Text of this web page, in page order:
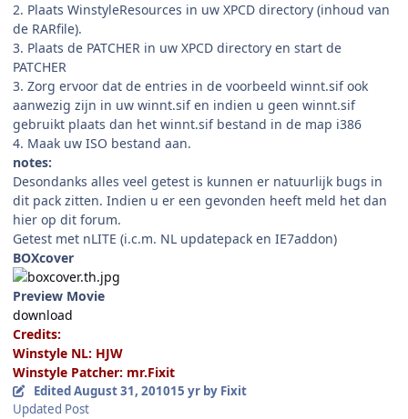
2. Plaats WinstyleResources in uw XPCD directory (inhoud van
de RARfile).
3. Plaats de PATCHER in uw XPCD directory en start de
PATCHER
3. Zorg ervoor dat de entries in de voorbeeld winnt.sif ook
aanwezig zijn in uw winnt.sif en indien u geen winnt.sif
gebruikt plaats dan het winnt.sif bestand in de map i386
4. Maak uw ISO bestand aan.
notes:
Desondanks alles veel getest is kunnen er natuurlijk bugs in
dit pack zitten. Indien u er een gevonden heeft meld het dan
hier op dit forum.
Getest met nLITE (i.c.m. NL updatepack en IE7addon)
BOXcover
Preview Movie
download
Credits:
Winstyle NL: HJW
Winstyle Patcher: mr.Fixit
EditedAugust 31, 201015 yrby Fixit
Updated Post